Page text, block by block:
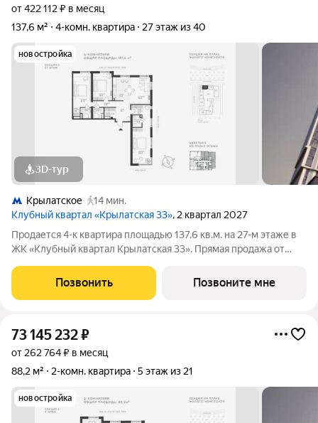
от 422 112 ₽ в месяц
137,6 м²
4-комн. квартира 27 этаж из 40
новостройка
3D-тур
Крылатское
14 мин.
Клубный квартал «Крылатская 33», 2 квартал 2027
Продается 4-к квартира площадью 137.6 кв.м. на 27-м этаже в
ЖК «Клубный квартал Крылатская 33». Прямая продажа от
западе Москвы от специализированного застройщика
«Сияние». Комплекс расположен
Позвонить Позвоните мне
73 145 232₽
от 262 764 ₽ в месяц
88,2 м²
2-комн. квартира 5 этаж из 21
новостройка